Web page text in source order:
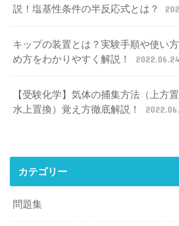
説！塩基性条件の半反応式とは？
キップの装置とは？実験手順や使い
め方をわかりやすく解説！
2022.06.24
【受験化学】気体の捕集方法（上方
水上置換）覚え方徹底解説！
カテゴリー
問題集